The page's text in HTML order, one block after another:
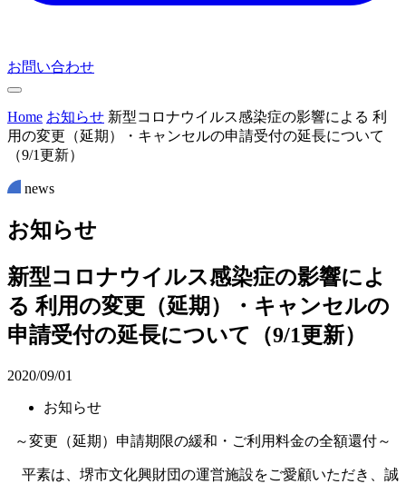
お問い合わせ
Home お知らせ 新型コロナウイルス感染症の影響による 利
用の変更（延期）・キャンセルの申請受付の延長について
（9/1更新）
news
お知らせ
新型コロナウイルス感染症の影響によ
る 利用の変更（延期）・キャンセルの
申請受付の延長について（9/1更新）
2020/09/01
お知らせ
～変更（延期）申請期限の緩和・ご利用料金の全額還付～
平素は、堺市文化興財団の運営施設をご愛顧いただき、誠